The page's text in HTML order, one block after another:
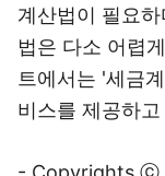
계산법이 필요
법은 다소 어렵
트에서는 '세금
비스를 제공하